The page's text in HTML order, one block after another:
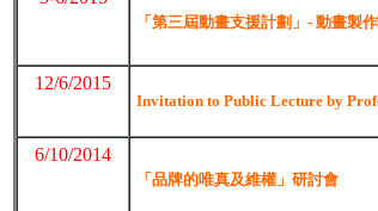
「第三屆動畫支援計劃」- 動畫製
12/6/2015
Invitation to Public Lecture by
6/10/2014
「品牌的唯真及維權」研討會